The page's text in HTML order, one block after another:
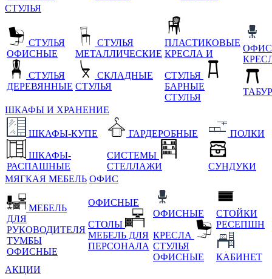
СТУЛЬЯ
СТУЛЬЯ
ОФИСНЫЕ
СТУЛЬЯ
ДЕРЕВЯННЫЕ
СТУЛЬЯ
МЕТАЛЛИЧЕСКИЕ
СКЛАДНЫЕ
СТУЛЬЯ
ПЛАСТИКОВЫЕ
КРЕСЛА И
СТУЛЬЯ
БАРНЫЕ
СТУЛЬЯ
ШКАФЫ И ХРАНЕНИЕ
ШКАФЫ-КУПЕ
ШКАФЫ-
РАСПАШНЫЕ
ГАРДЕРОБНЫЕ
СИСТЕМЫ
СТЕЛЛАЖИ
ПОЛКИ
СУНДУКИ
МЯГКАЯ МЕБЕЛЬ ОФИС
МЕБЕЛЬ
ДЛЯ
РУКОВОДИТЕЛЯ
ТУМБЫ
ОФИСНЫЕ
ОФИСНЫЕ
СТОЛЫ
МЕБЕЛЬ ДЛЯ
ПЕРСОНАЛА
ОФИСНЫЕ
КРЕСЛА
СТУЛЬЯ
ОФИСНЫЕ
СТОЙКИ
РЕСЕПШН
КАБИНЕТ
АКЦИИ